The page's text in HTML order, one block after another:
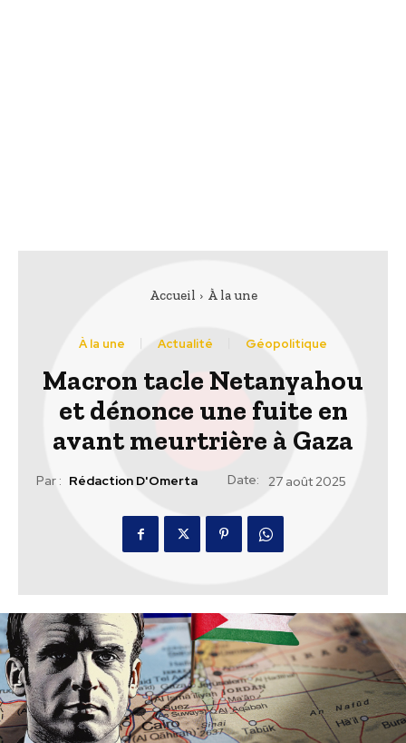
Accueil À la une
À la une Actualité Géopolitique
Macron tacle Netanyahou
et dénonce une fuite en
avant meurtrière à Gaza
Par : Rédaction D'Omerta Date: 27 août 2025